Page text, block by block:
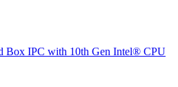
Box IPC with 10th Gen Intel® CPU